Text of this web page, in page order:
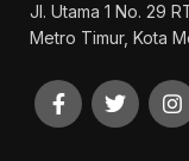
Jl. Utama 1 No. 29
Metro Timur, Kota